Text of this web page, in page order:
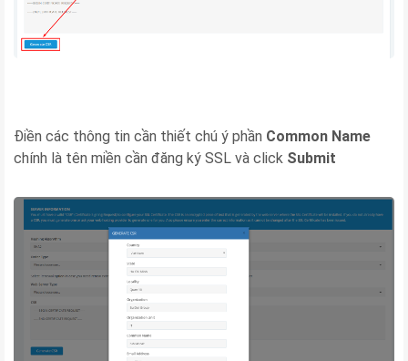
Điền các thông tin cần thiết chú ý phần Common Name
chính là tên miền cần đăng ký SSL và click Submit